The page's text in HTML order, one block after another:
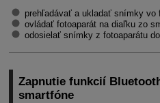
prehľadávať a ukladať snímky vo
ovládať fotoaparát na diaľku zo
odosielať snímky z fotoaparátu
Zapnutie funkcií
smartfóne